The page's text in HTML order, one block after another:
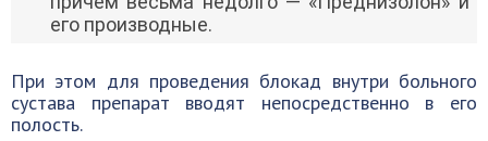
его производные.
При этом для проведения блокад внутри больного
сустава препарат вводят непосредственно в его
полость.